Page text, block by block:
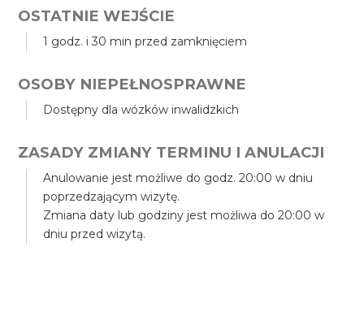
OSTATNIE WEJŚCIE
1 godz. i 30 min przed zamknięciem
OSOBY NIEPEŁNOSPRAWNE
Dostępny dla wózków inwalidzkich
ZASADY ZMIANY TERMINU I ANULACJI
Anulowanie jest możliwe do godz. 20:00 w dniu
poprzedzającym wizytę.
Zmiana daty lub godziny jest możliwa do 20:00 w
dniu przed wizytą.